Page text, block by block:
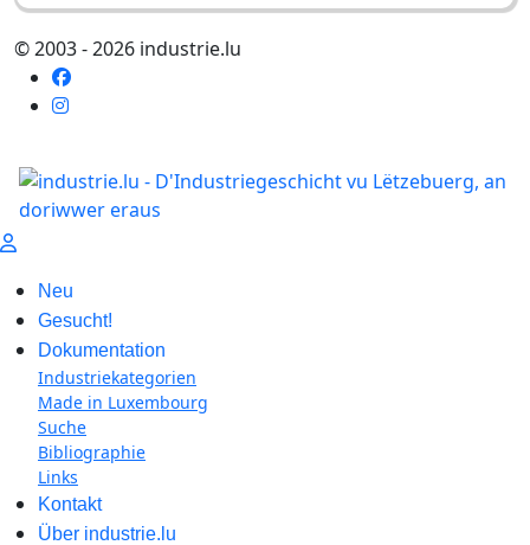
© 2003 - 2026 industrie.lu
Neu
Gesucht!
Dokumentation
Industriekategorien
Made in Luxembourg
Suche
Bibliographie
Links
Kontakt
Über industrie.lu